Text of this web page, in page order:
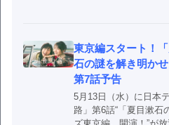
東京編スタート！
石の謎を解き明か
第7話予告
5月13日（水）に日本
路」第6話“「夏目漱石